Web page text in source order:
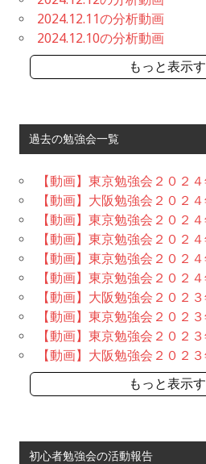
2024.12.11の分析動画
2024.12.10の分析動画
もっと表示
過去の勉強会一覧
【動画】東京勉強会２０２
【動画】大阪勉強会２０２
【動画】東京勉強会２０２
【動画】東京勉強会２０２
【動画】東京勉強会２０２
【動画】東京勉強会２０２
【動画】大阪勉強会２０２
【動画】東京勉強会２０２
【動画】東京勉強会２０２
【動画】大阪勉強会２０２
もっと表示
初心者勉強会の活動報告